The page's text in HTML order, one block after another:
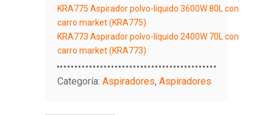
KRA775 Aspirador polvo-líquido 3600W 80L con
carro market (KRA775)
KRA773 Aspirador polvo-líquido 2400W 70L con
carro market (KRA773)
Categoría: Aspiradores, Aspiradores